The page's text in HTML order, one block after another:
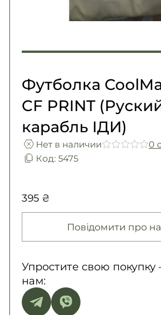
Возврат и обмен
Футболка
CF PRINT
карабль ІДИ)
Нет в наличии
0
Код: 5475
395 ₴
Повідомити про
Упростите свою
нам: